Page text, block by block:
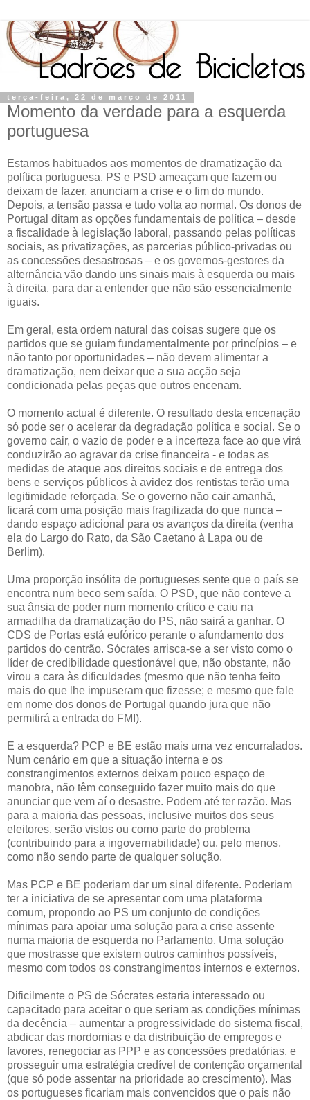
terça-feira, 22 de março de 2011
Momento da verdade para a esquerda
portuguesa
Estamos habituados aos momentos de dramatização da
política portuguesa. PS e PSD ameaçam que fazem ou
deixam de fazer, anunciam a crise e o fim do mundo.
Depois, a tensão passa e tudo volta ao normal. Os donos de
Portugal ditam as opções fundamentais de política – desde
a fiscalidade à legislação laboral, passando pelas políticas
sociais, as privatizações, as parcerias público-privadas ou
as concessões desastrosas – e os governos-gestores da
alternância vão dando uns sinais mais à esquerda ou mais
à direita, para dar a entender que não são essencialmente
iguais.
Em geral, esta ordem natural das coisas sugere que os
partidos que se guiam fundamentalmente por princípios – e
não tanto por oportunidades – não devem alimentar a
dramatização, nem deixar que a sua acção seja
condicionada pelas peças que outros encenam.
O momento actual é diferente. O resultado desta encenação
só pode ser o acelerar da degradação política e social. Se o
governo cair, o vazio de poder e a incerteza face ao que virá
conduzirão ao agravar da crise financeira - e todas as
medidas de ataque aos direitos sociais e de entrega dos
bens e serviços públicos à avidez dos rentistas terão uma
legitimidade reforçada. Se o governo não cair amanhã,
ficará com uma posição mais fragilizada do que nunca –
dando espaço adicional para os avanços da direita (venha
ela do Largo do Rato, da São Caetano à Lapa ou de
Berlim).
Uma proporção insólita de portugueses sente que o país se
encontra num beco sem saída. O PSD, que não conteve a
sua ânsia de poder num momento crítico e caiu na
armadilha da dramatização do PS, não sairá a ganhar. O
CDS de Portas está eufórico perante o afundamento dos
partidos do centrão. Sócrates arrisca-se a ser visto como o
líder de credibilidade questionável que, não obstante, não
virou a cara às dificuldades (mesmo que não tenha feito
mais do que lhe impuseram que fizesse; e mesmo que fale
em nome dos donos de Portugal quando jura que não
permitirá a entrada do FMI).
E a esquerda? PCP e BE estão mais uma vez encurralados.
Num cenário em que a situação interna e os
constrangimentos externos deixam pouco espaço de
manobra, não têm conseguido fazer muito mais do que
anunciar que vem aí o desastre. Podem até ter razão. Mas
para a maioria das pessoas, inclusive muitos dos seus
eleitores, serão vistos ou como parte do problema
(contribuindo para a ingovernabilidade) ou, pelo menos,
como não sendo parte de qualquer solução.
Mas PCP e BE poderiam dar um sinal diferente. Poderiam
ter a iniciativa de se apresentar com uma plataforma
comum, propondo ao PS um conjunto de condições
mínimas para apoiar uma solução para a crise assente
numa maioria de esquerda no Parlamento. Uma solução
que mostrasse que existem outros caminhos possíveis,
mesmo com todos os constrangimentos internos e externos.
Dificilmente o PS de Sócrates estaria interessado ou
capacitado para aceitar o que seriam as condições mínimas
da decência – aumentar a progressividade do sistema fiscal,
abdicar das mordomias e da distribuição de empregos e
favores, renegociar as PPP e as concessões predatórias, e
prosseguir uma estratégia credível de contenção orçamental
(que só pode assentar na prioridade ao crescimento). Mas
os portugueses ficariam mais convencidos que o país não